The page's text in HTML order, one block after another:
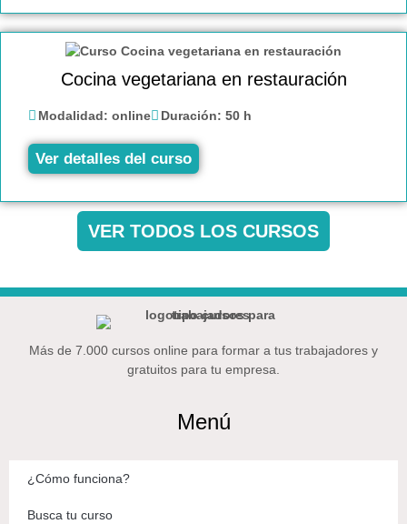
Cocina vegetariana en restauración
Modalidad: online Duración: 50 h
Ver detalles del curso
VER TODOS LOS CURSOS
Más de 7.000 cursos online para formar a tus trabajadores y
gratuitos para tu empresa.
Menú
¿Cómo funciona?
Busca tu curso